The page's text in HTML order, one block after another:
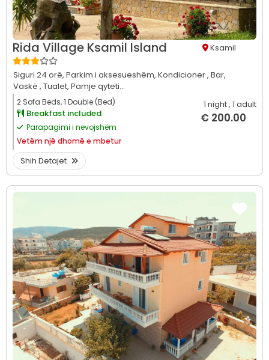
Rida Village Ksamil Island Ksamil
Siguri 24 orë, Parkim i aksesueshëm, Kondicioner , Bar,
Vaskë , Tualet, Pamje qyteti...
2 Sofa Beds, 1 Double (Bed)
Breakfast included
Parapagimi i nevojshëm
Vetëm një dhomë e mbetur
1 night, 1 adult
€ 200.00
Shih Detajet